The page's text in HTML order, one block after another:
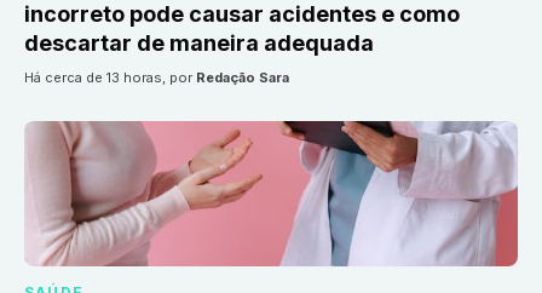
incorreto pode causar acidentes e como
descartar de maneira adequada
há cerca de 13 horas, por Redação Sara